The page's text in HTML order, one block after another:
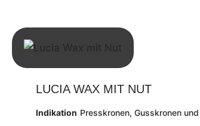
LUCIA WAX MIT NUT
Indikation Presskronen, Gusskronen